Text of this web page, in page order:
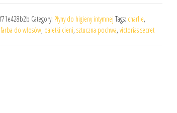
Category: Płyny do higieny intymnej Tags: charlie,
farba do włosów, paletki cieni, sztuczna pochwa, victorias secret